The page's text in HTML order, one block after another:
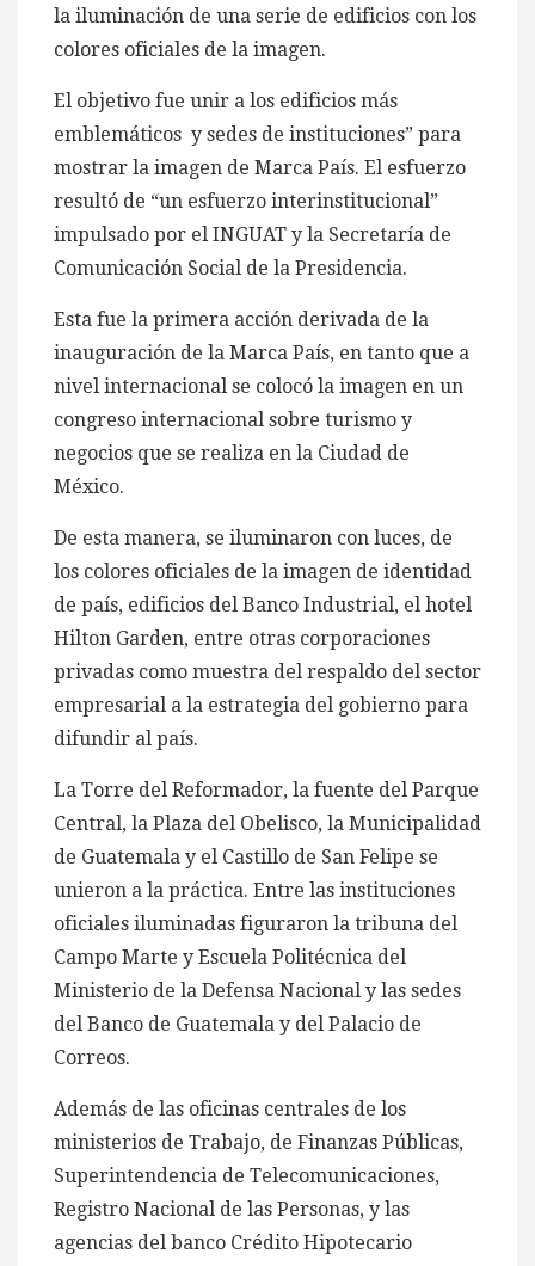
la iluminación de una serie de edificios con los
colores oficiales de la imagen.
El objetivo fue unir a los edificios más
emblemáticos y sedes de instituciones” para
mostrar la imagen de Marca País. El esfuerzo
resultó de “un esfuerzo interinstitucional”
impulsado por el INGUAT y la Secretaría de
Comunicación Social de la Presidencia.
Esta fue la primera acción derivada de la
inauguración de la Marca País, en tanto que a
nivel internacional se colocó la imagen en un
congreso internacional sobre turismo y
negocios que se realiza en la Ciudad de
México.
De esta manera, se iluminaron con luces, de
los colores oficiales de la imagen de identidad
de país, edificios del Banco Industrial, el hotel
Hilton Garden, entre otras corporaciones
privadas como muestra del respaldo del sector
empresarial a la estrategia del gobierno para
difundir al país.
La Torre del Reformador, la fuente del Parque
Central, la Plaza del Obelisco, la Municipalidad
de Guatemala y el Castillo de San Felipe se
unieron a la práctica. Entre las instituciones
oficiales iluminadas figuraron la tribuna del
Campo Marte y Escuela Politécnica del
Ministerio de la Defensa Nacional y las sedes
del Banco de Guatemala y del Palacio de
Correos.
Además de las oficinas centrales de los
ministerios de Trabajo, de Finanzas Públicas,
Superintendencia de Telecomunicaciones,
Registro Nacional de las Personas, y las
agencias del banco Crédito Hipotecario